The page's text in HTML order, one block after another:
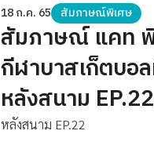
18 ก.ค. 65 สัมภาษณ์พิเศษ
สัมภาษณ์ แคท
กีฬาบาสเก็ตบอ
หลังสนาม EP.22
หลังสนาม EP.22